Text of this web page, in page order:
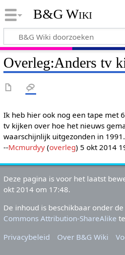
B&G Wiki
Overleg:Anders tv
Ik heb hier ook nog een tape met
tv kijken over hoe het nieuws
waarschijnlijk uitgezonden in
--Mcmurdyy(overleg) 5 okt 2014
Deze pagina is voor het laatst
okt 2014 om 17:48.
De inhoud is beschikbaar onder de
Commons Attribution-ShareAlike
Privacybeleid
Over B&G Wiki